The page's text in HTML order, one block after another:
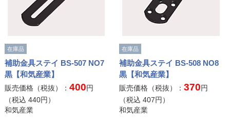
在庫品
補助金具ステイ BS-507 NO7
黒【和気産業】
販売価格（税抜）： 400円
（税込 440円）
和気産業
在庫品
補助金具ステイ BS-508 NO8
黒【和気産業】
販売価格（税抜）：370円
（税込407円）
和気産業